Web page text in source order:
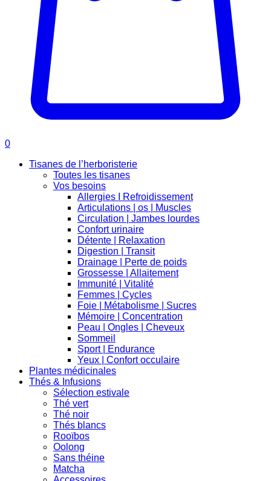
0
Tisanes de l’herboristerie
Toutes les tisanes
Vos besoins
Allergies I Refroidissement
Articulations | os | Muscles
Circulation | Jambes lourdes
Confort urinaire
Détente | Relaxation
Digestion | Transit
Drainage | Perte de poids
Grossesse | Allaitement
Immunité | Vitalité
Femmes | Cycles
Foie | Métabolisme | Sucres
Mémoire | Concentration
Peau | Ongles | Cheveux
Sommeil
Sport | Endurance
Yeux | Confort occulaire
Plantes médicinales
Thés & Infusions
Sélection estivale
Thé vert
Thé noir
Thés blancs
Rooïbos
Oolong
Sans théine
Matcha